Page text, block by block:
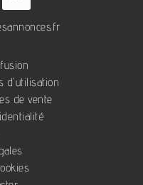
d'utilisation
de vente